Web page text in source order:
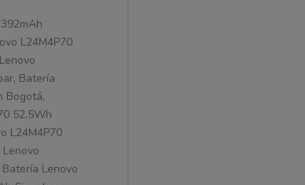
L24M4P70
Batería
Bogotá,
52.5Wh
L24M4P70
Lenovo